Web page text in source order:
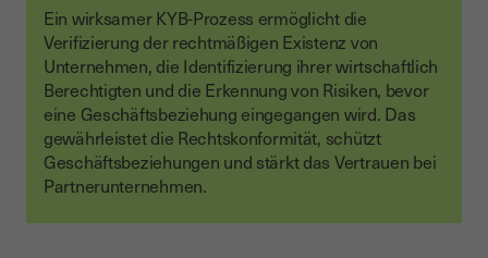
Ein wirksamer KYB-Prozess ermöglicht die
Verifizierung der rechtmäßigen Existenz von
Unternehmen, die Identifizierung ihrer wirtschaftlich
Berechtigten und die Erkennung von Risiken, bevor
eine Geschäftsbeziehung eingegangen wird. Das
gewährleistet die Rechtskonformität, schützt
Geschäftsbeziehungen und stärkt das Vertrauen bei
Partnerunternehmen.